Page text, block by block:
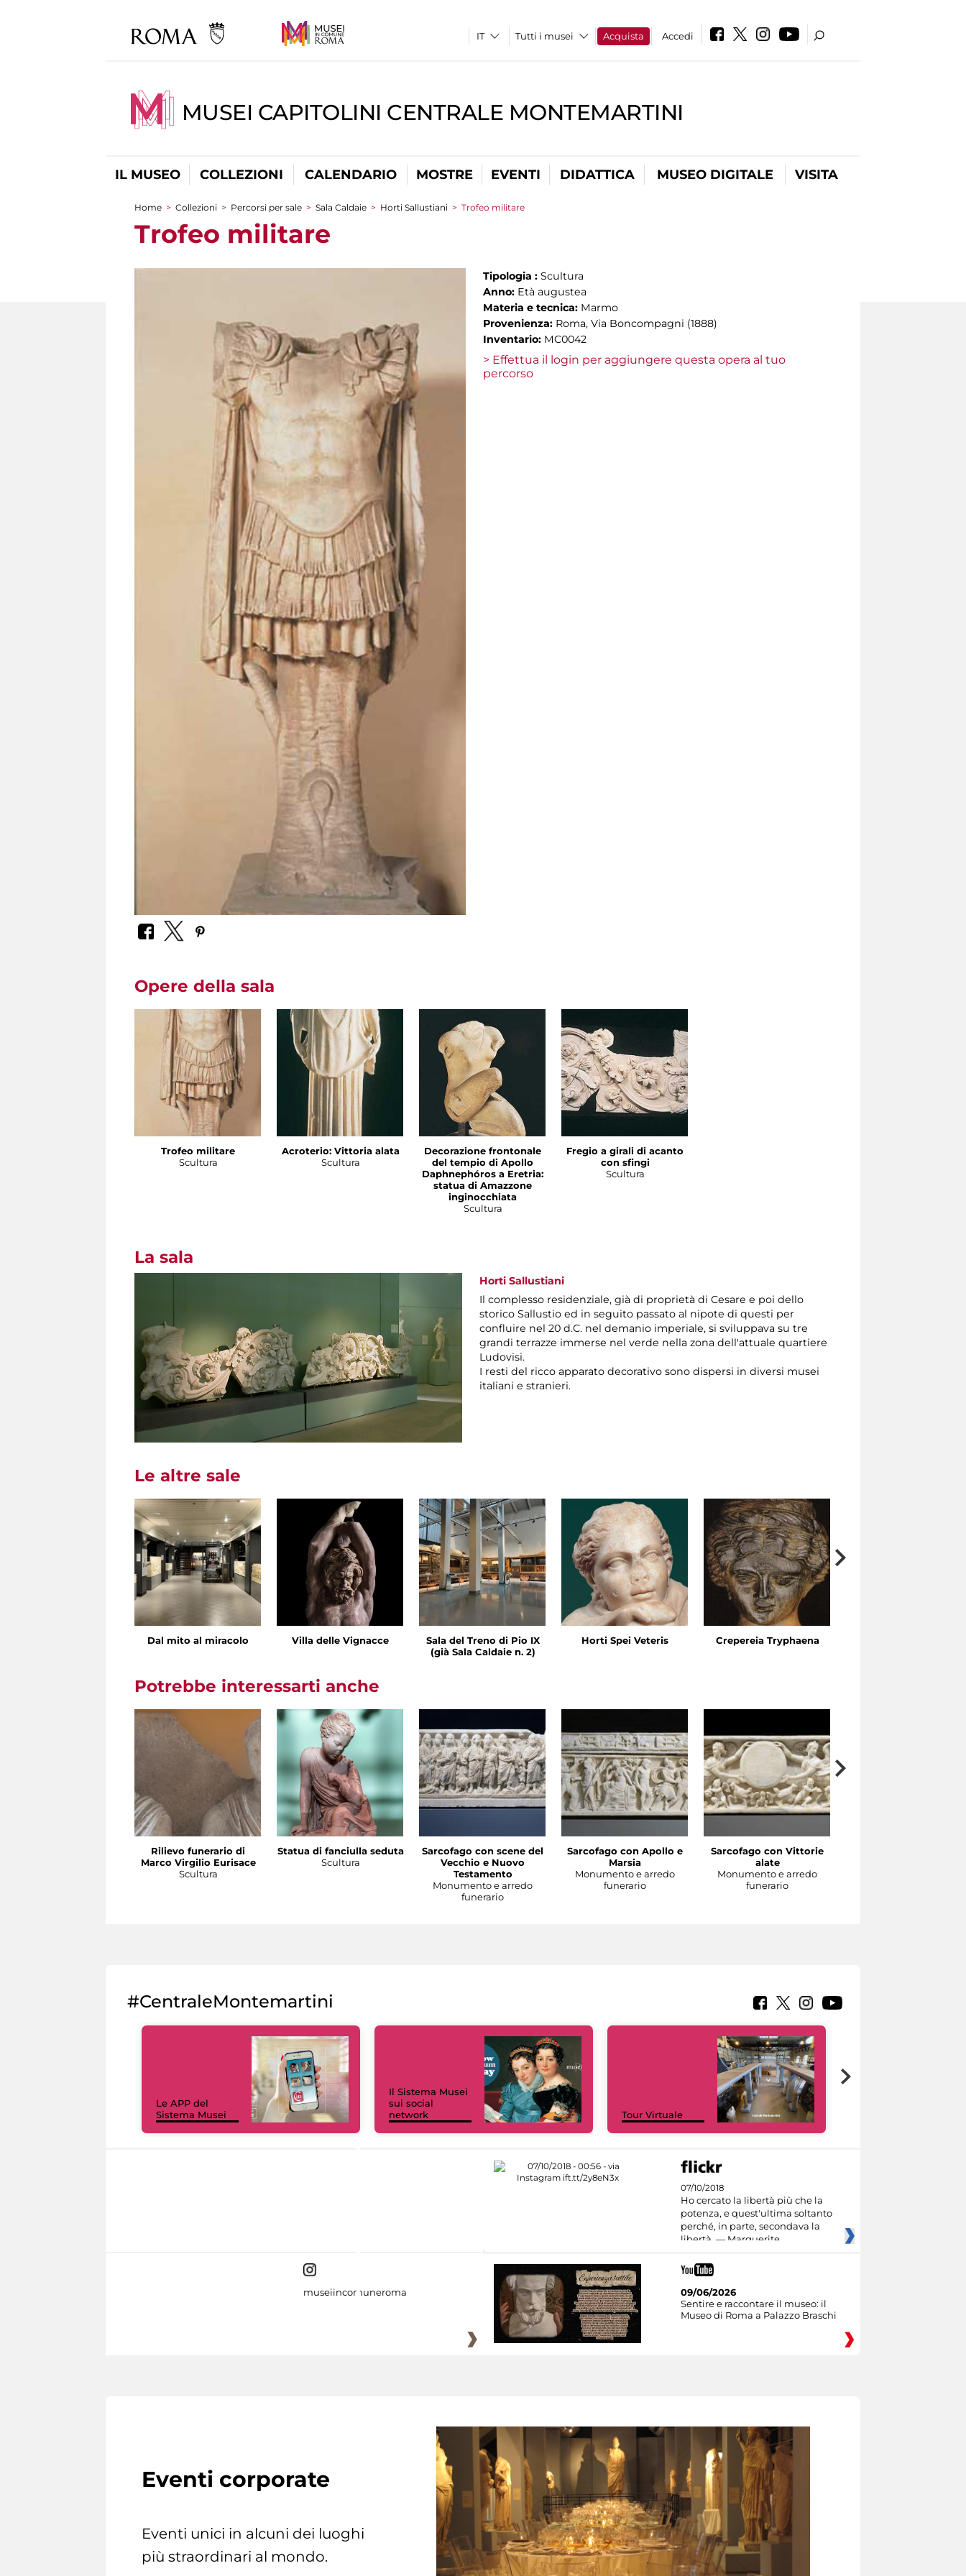
Tutti i musei Acquista Accedi
MUSEI CAPITOLINI CENTRALE MONTEMARTINI
IL MUSEO COLLEZIONI CALENDARIO MOSTRE EVENTI DIDATTICA MUSEO DIGITALE VISITA
Tu sei qui
Home > Collezioni > Percorsi per sale > Sala Caldaie > Horti Sallustiani > Trofeo militare
Trofeo militare
Tipologia : Scultura
Anno: Età augustea
Materia e tecnica: Marmo
Provenienza: Roma, Via Boncompagni (1888)
Inventario: MC0042
> Effettua il login per aggiungere questa opera al tuo
percorso
Opere della sala
Trofeo militare
Scultura
Acroterio: Vittoria alata
Scultura
Decorazione frontonale
del tempio di Apollo
Daphnephóros a Eretria:
statua di Amazzone
inginocchiata
Scultura
Fregio a girali di acanto
con sfingi
Scultura
La sala
Horti Sallustiani
Il complesso residenziale, già di proprietà di Cesare e poi dello
storico Sallustio ed in seguito passato al nipote di questi per
confluire nel 20 d.C. nel demanio imperiale, si sviluppava su tre
grandi terrazze immerse nel verde nella zona dell'attuale quartiere
Ludovisi.
I resti del ricco apparato decorativo sono dispersi in diversi musei
italiani e stranieri.
Le altre sale
Dal mito al miracolo Villa delle Vignacce
Sala del Treno di Pio IX
(già Sala Caldaie n. 2)
Horti Spei Veteris Crepereia Tryphaena
Potrebbe interessarti anche
Rilievo funerario di
Marco Virgilio Eurisace
Scultura
Statua di fanciulla seduta
Scultura
Sarcofago con scene del
Vecchio e Nuovo
Testamento
Monumento e arredo
funerario
Sarcofago con Apollo e
Marsia
Monumento e arredo
funerario
Sarcofago con Vittorie
alate
Monumento e arredo
funerario
#CentraleMontemartini
Le APP del
Sistema Musei
Il Sistema Musei
sui social
network
Tour Virtuale
07/10/2018
Ho cercato la libertà più che la
potenza, e quest'ultima soltanto
perché, in parte, secondava la
libertà. — Marguerite
museiincomuneroma
09/06/2026
Sentire e raccontare il museo: il
Museo di Roma a Palazzo Braschi
Eventi corporate
Eventi unici in alcuni dei luoghi
più straordinari al mondo.